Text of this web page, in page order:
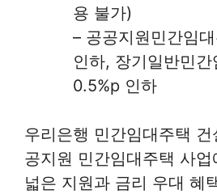
용 불가)
– 공공지원민간임
인하, 장기일반민
0.5%p 인하
우리은행 민간임대주택
공지원 민간임대주택 사
넓은 지원과 금리 우대 혜